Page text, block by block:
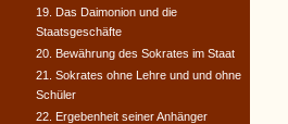
19. Das Daimonion und die
Staatsgeschäfte
20. Bewährung des Sokrates im Staat
21. Sokrates ohne Lehre und und ohne
Schüler
22. Ergebenheit seiner Anhänger